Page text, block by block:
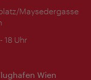
Maysedergasse
18 Uhr
Wien